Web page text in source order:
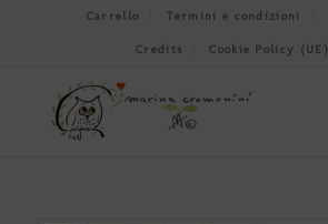
Carrello Termini e condizioni
Credits Cookie Policy (UE)